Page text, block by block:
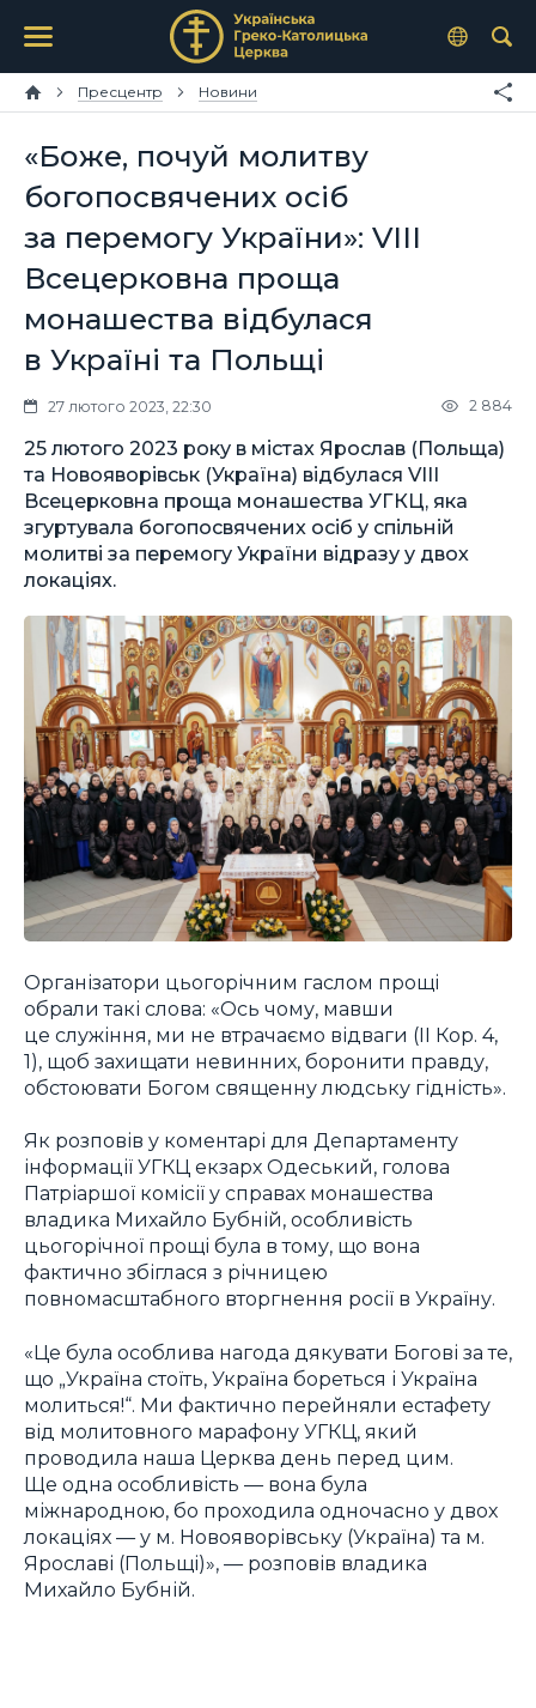
Пресцентр Новини
«Боже, почуй молитву
богопосвячених осіб
за перемогу України»: VIII
Всецерковна проща
монашества відбулася
в Україні та Польщі
27 лютого 2023, 22:30 2 884
25 лютого 2023 року в містах Ярослав (Польща)
та Новояворівськ (Україна) відбулася VIII
Всецерковна проща монашества УГКЦ, яка
згуртувала богопосвячених осіб у спільній
молитві за перемогу України відразу у двох
локаціях.
Організатори цьогорічним гаслом прощі
обрали такі слова: «Ось чому, мавши
це служіння, ми не втрачаємо відваги (ІІ Кор. 4,
1), щоб захищати невинних, боронити правду,
обстоювати Богом священну людську гідність».
Як розповів у коментарі для Департаменту
інформації УГКЦ екзарх Одеський, голова
Патріаршої комісії у справах монашества
владика Михайло Бубній, особливість
цьогорічної прощі була в тому, що вона
фактично збіглася з річницею
повномасштабного вторгнення росії в Україну.
«Це була особлива нагода дякувати Богові за те,
що „Україна стоїть, Україна бореться і Україна
молиться!“. Ми фактично перейняли естафету
від молитовного марафону УГКЦ, який
проводила наша Церква день перед цим.
Ще одна особливість — вона була
міжнародною, бо проходила одночасно у двох
локаціях — у м. Новояворівську (Україна) та м.
Ярославі (Польщі)», — розповів владика
Михайло Бубній.